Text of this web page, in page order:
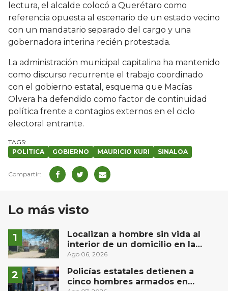
lectura, el alcalde colocó a Querétaro como
referencia opuesta al escenario de un estado vecino
con un mandatario separado del cargo y una
gobernadora interina recién protestada.
La administración municipal capitalina ha mantenido
como discurso recurrente el trabajo coordinado
con el gobierno estatal, esquema que Macías
Olvera ha defendido como factor de continuidad
política frente a contagios externos en el ciclo
electoral entrante.
POLITICA GOBIERNO MAURICIO KURI SINALOA
Lo más visto
Localizan a hombre sin vida al
interior de un domicilio en la
comunidad El Rodeo, San Juan del
Ago 06, 2026
Policías estatales detienen a
cinco hombres armados en